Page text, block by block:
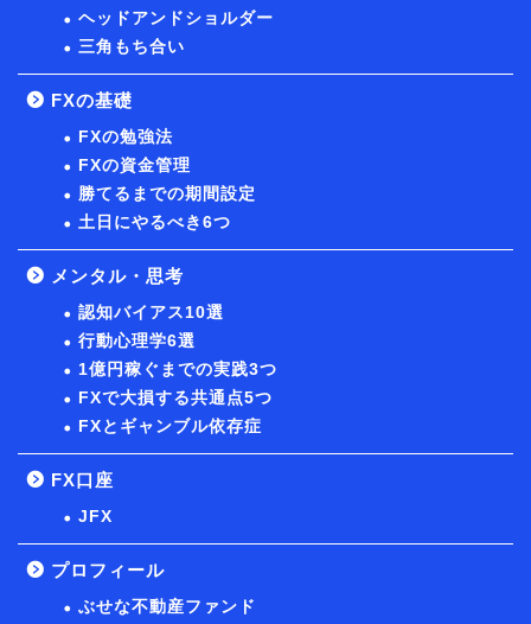
ヘッドアンドショルダー
三角もち合い
FXの基礎
FXの勉強法
FXの資金管理
勝てるまでの期間設定
土日にやるべき6つ
メンタル・思考
認知バイアス10選
行動心理学6選
1億円稼ぐまでの実践3つ
FXで大損する共通点5つ
FXとギャンブル依存症
FX口座
JFX
プロフィール
ぶせな不動産ファンド